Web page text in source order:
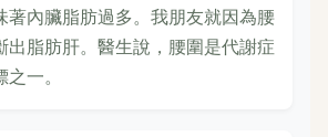
著內臟脂肪過多。我朋友就因為腰
出脂肪肝。醫生說，腰圍是代謝症
一。